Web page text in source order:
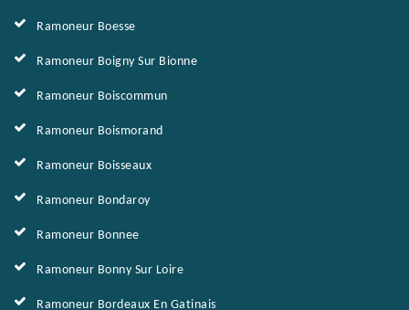
Ramoneur Boesse
Ramoneur Boigny Sur Bionne
Ramoneur Boiscommun
Ramoneur Boismorand
Ramoneur Boisseaux
Ramoneur Bondaroy
Ramoneur Bonnee
Ramoneur Bonny Sur Loire
Ramoneur Bordeaux En Gatinais